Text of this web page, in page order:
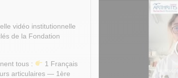
vidéo institutionnelle
de la Fondation
tous :
1 Français
articulaires — 1ère